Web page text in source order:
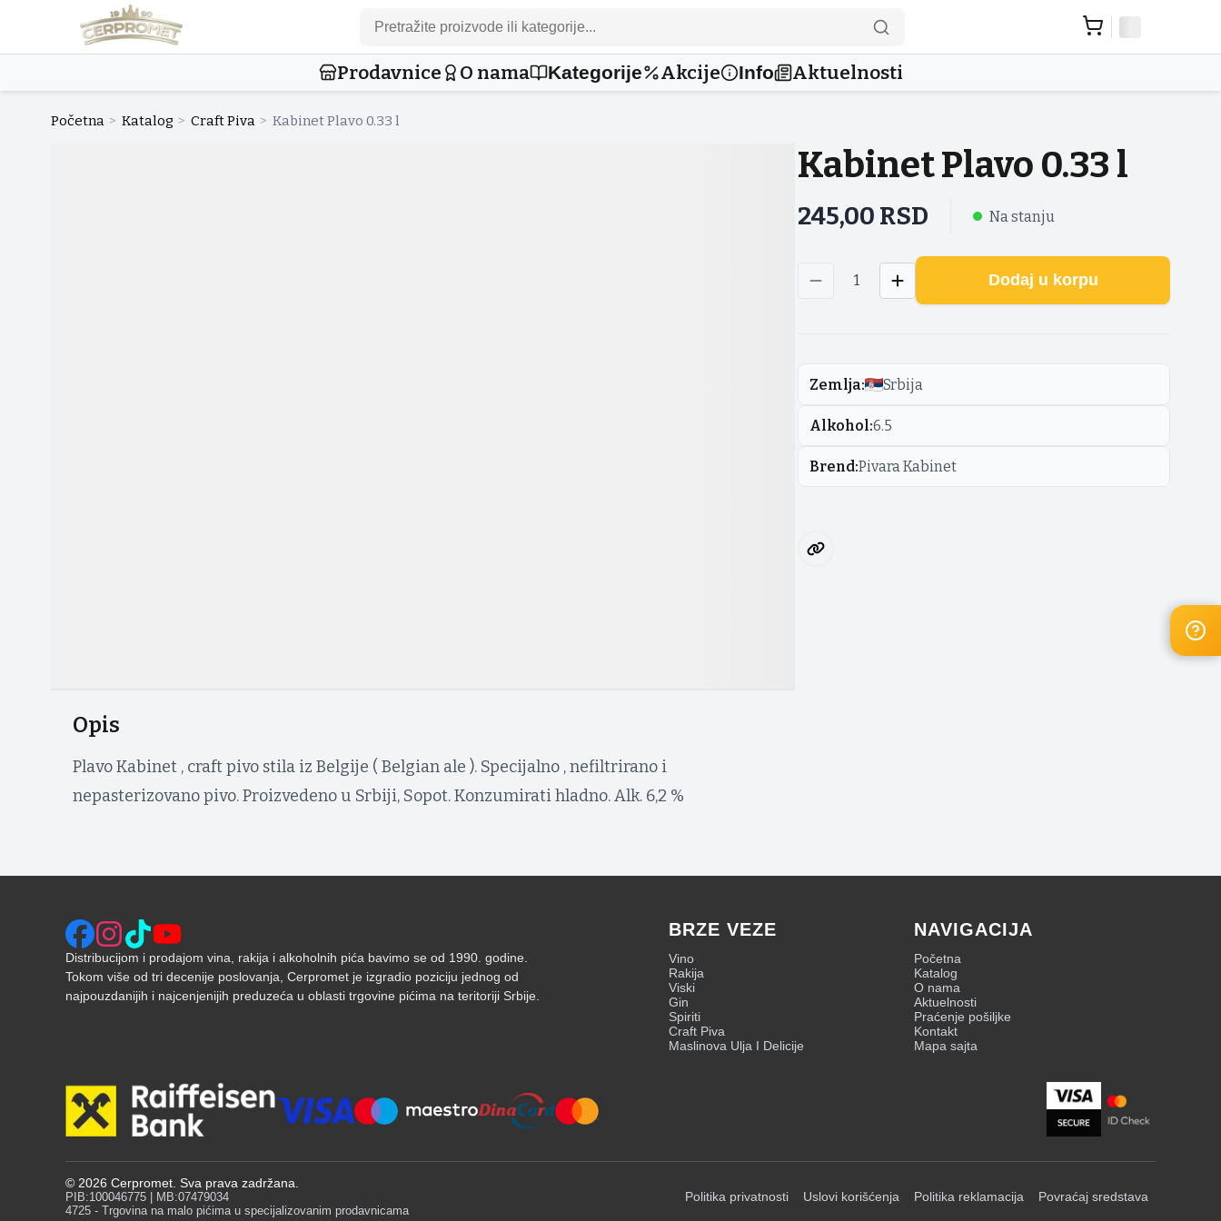
Prodavnice O nama Kategorije Akcije Info Aktuelnosti
Početna > Katalog > Craft Piva > Kabinet Plavo 0.33 l
Opis
Plavo Kabinet , craft pivo stila iz Belgije ( Belgian ale ). Specijalno , nefiltrirano i
nepasterizovano pivo. Proizvedeno u Srbiji, Sopot. Konzumirati hladno. Alk. 6,2 %
Kabinet Plavo 0.33 l
245,00 RSD Na stanju
1 Dodaj u korpu
Zemlja: Srbija
Alkohol:6.5
Brend:Pivara Kabinet
Distribucijom i prodajom vina, rakija i alkoholnih pića bavimo se od 1990. godine.
Tokom više od tri decenije poslovanja, Cerpromet je izgradio poziciju jednog od
najpouzdanijih i najcenjenijih preduzeća u oblasti trgovine pićima na teritoriji Srbije.
BRZE VEZE
Vino
Rakija
Viski
Gin
Spiriti
Craft Piva
Maslinova Ulja I Delicije
NAVIGACIJA
Početna
Katalog
O nama
Aktuelnosti
Praćenje pošiljke
Kontakt
Mapa sajta
© 2026 Cerpromet. Sva prava zadržana.
PIB:100046775 | MB:07479034
4725 - Trgovina na malo pićima u specijalizovanim prodavnicama
Politika privatnosti Uslovi korišćenja Politika reklamacija Povraćaj sredstava